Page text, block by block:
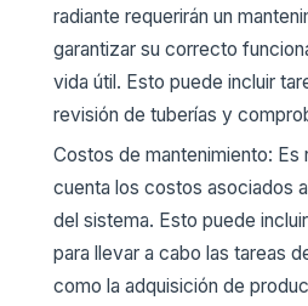
radiante requerirán un
garantizar su correcto
vida útil. Esto puede incluir
revisión de tuberías y
Costos de mantenimiento: Es
cuenta los costos asociados
del sistema. Esto puede
para llevar a cabo las tareas
como la adquisición de